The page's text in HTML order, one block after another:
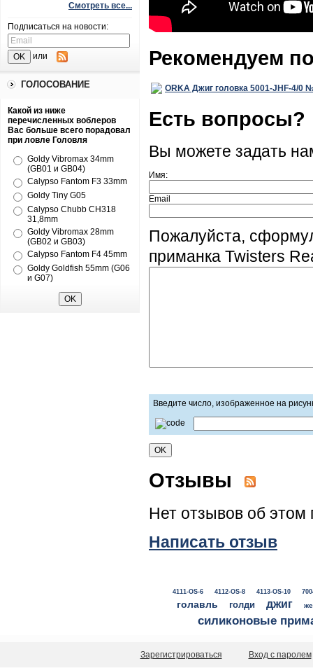
Смотреть все...
Подписаться на новости:
или
ГОЛОСОВАНИЕ
Какой из ниже
перечисленных воблеров
Вас больше всего порадовал
при ловле Головля
Goldy Vibromax 34mm
(GB01 и GB04)
Calypso Fantom F3 33mm
Goldy Tiny G05
Calypso Chubb CH318
31,8mm
Goldy Vibromax 28mm
(GB02 и GB03)
Calypso Fantom F4 45mm
Goldy Goldfish 55mm (G06
и G07)
Рекомендуем
ORKA Джиг головка 5001-JHF-4/0
Есть вопросы?
Вы можете задать
Имя:
Email
Пожалуйста,
приманка Twisters
Введите число, изображенное на
Отзывы
Нет отзывов об этом
Написать отзыв
4111-OS-6 4112-OS-8 4113-OS-10
голавль голди джиг
силиконовые
Зарегистрироваться Вход с паролем